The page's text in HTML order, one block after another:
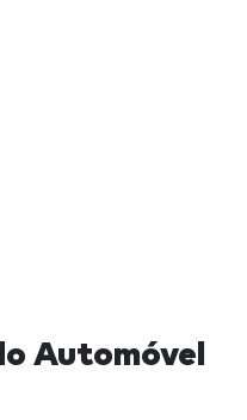
Automóvel